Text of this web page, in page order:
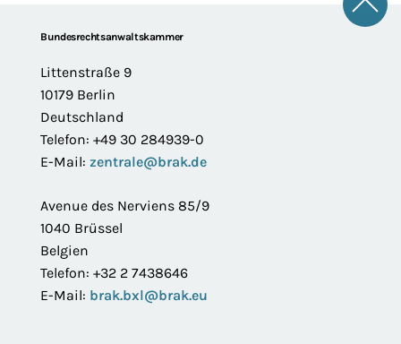
FooterBundesrechtsanwaltskammer
Littenstraße 9
10179 Berlin
Deutschland
Telefon: +49 30 284939-0
E-Mail: zentrale@brak.de
Avenue des Nerviens 85/9
1040 Brüssel
Belgien
Telefon: +32 2 7438646
E-Mail: brak.bxl@brak.eu